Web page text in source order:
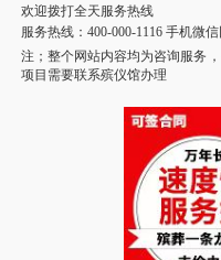
欢迎拨打全天服务热线
服务热线：400-000-1116 手机微信
注；整个网站内容均为咨询服务
项目需要联系殡仪馆办理